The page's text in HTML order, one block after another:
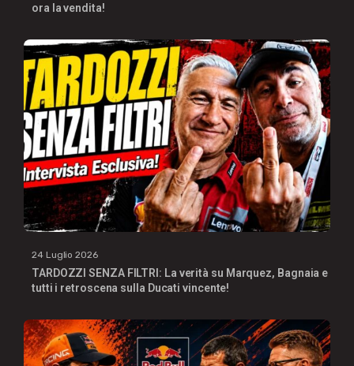
ora la vendita!
24 Luglio 2026
TARDOZZI SENZA FILTRI: La verità su Marquez, Bagnaia e
tutti i retroscena sulla Ducati vincente!